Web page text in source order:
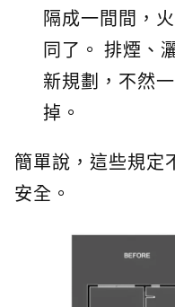
隔成一間間，
同了。 排煙、
新規劃，不然
掉。
簡單說，這些規定
安全。